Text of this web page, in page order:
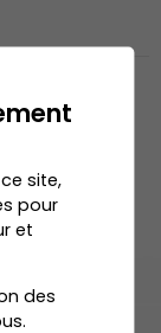
avec
4.5 pièces à
site,
pour
et
des